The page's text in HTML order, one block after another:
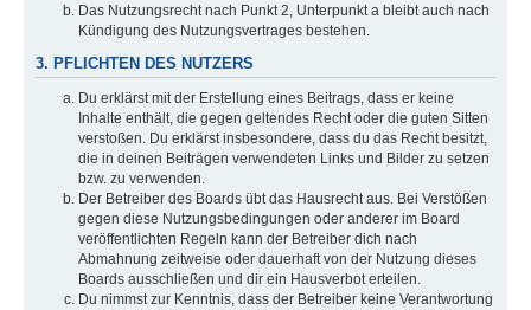
Das Nutzungsrecht nach Punkt 2, Unterpunkt a bleibt auch nach
Kündigung des Nutzungsvertrages bestehen.
3. PFLICHTEN DES NUTZERS
Du erklärst mit der Erstellung eines Beitrags, dass er keine
Inhalte enthält, die gegen geltendes Recht oder die guten Sitten
verstoßen. Du erklärst insbesondere, dass du das Recht besitzt,
die in deinen Beiträgen verwendeten Links und Bilder zu setzen
bzw. zu verwenden.
Der Betreiber des Boards übt das Hausrecht aus. Bei Verstößen
gegen diese Nutzungsbedingungen oder anderer im Board
veröffentlichten Regeln kann der Betreiber dich nach
Abmahnung zeitweise oder dauerhaft von der Nutzung dieses
Boards ausschließen und dir ein Hausverbot erteilen.
Du nimmst zur Kenntnis, dass der Betreiber keine Verantwortung